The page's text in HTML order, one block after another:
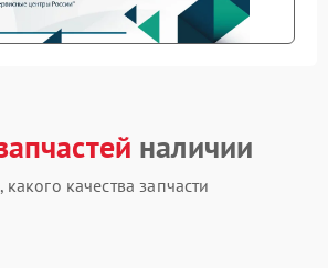
наличии
качества запчасти